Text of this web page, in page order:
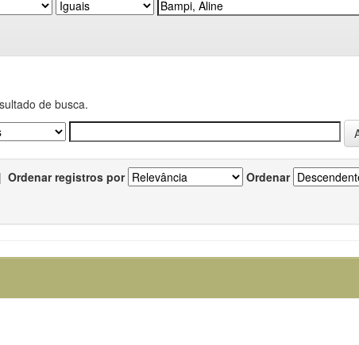
de busca.
| Ordenar registros por Ordenar